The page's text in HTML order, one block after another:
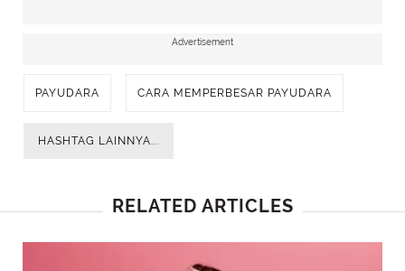
Advertisement
PAYUDARA CARA MEMPERBESAR PAYUDARA
HASHTAG LAINNYA...
RELATED ARTICLES